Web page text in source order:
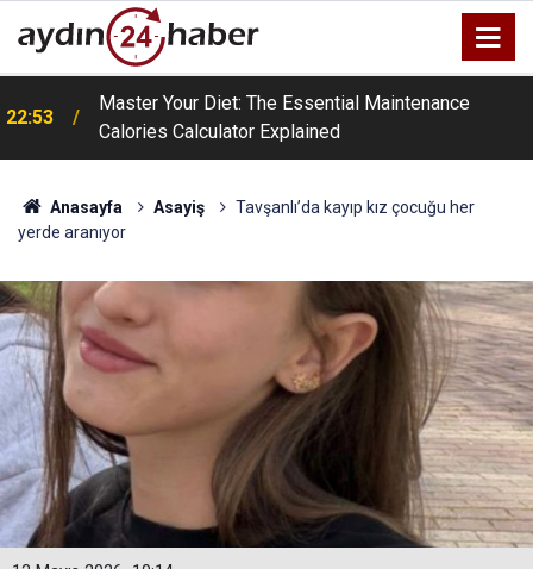
22:53
Master Your Diet: The Essential Maintenance
Calories Calculator Explained
Anasayfa Asayiş
Tavşanlı’da kayıp kız çocuğu her
yerde aranıyor